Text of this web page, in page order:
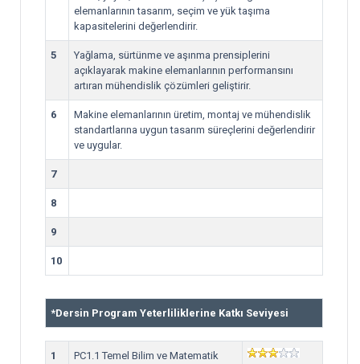
elemanlarının tasarım, seçim ve yük taşıma
kapasitelerini değerlendirir.
5
Yağlama, sürtünme ve aşınma prensiplerini
açıklayarak makine elemanlarının performansını
artıran mühendislik çözümleri geliştirir.
6
Makine elemanlarının üretim, montaj ve mühendislik
standartlarına uygun tasarım süreçlerini değerlendirir
ve uygular.
7
8
9
10
*Dersin Program Yeterliliklerine Katkı Seviyesi
1
PC1.1 Temel Bilim ve Matematik